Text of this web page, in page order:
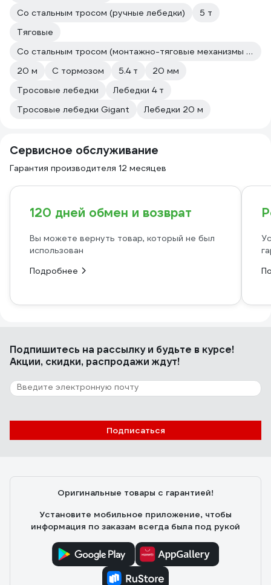
Со стальным тросом (ручные лебедки)
5 т
Тяговые
Со стальным тросом (монтажно-тяговые механизмы (МТМ))
20 м
С тормозом 5.4 т
20 мм
Тросовые лебедки
Лебедки 4 т
Тросовые лебедки Gigant
Лебедки 20 м
Сервисное обслуживание
Гарантия производителя 12 месяцев
120 дней обмен и возврат
Вы можете вернуть товар, который не был
использован
Подробнее
Подпишитесь на рассылкуи будьте в курсе!
Акции, скидки, распродажи ждут!
Подписаться
Оригинальные товары с гарантией!
Установите мобильное приложение, чтобы
информация по заказам всегда была под рукой